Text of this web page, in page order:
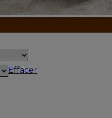
Effacer